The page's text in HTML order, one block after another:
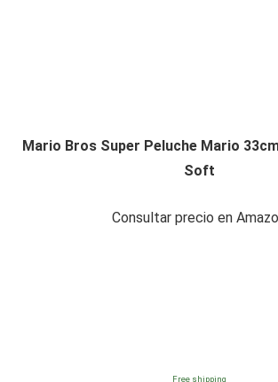
Mario Bros Super Peluche Mario
Soft
Consultar precio en
Free shipping